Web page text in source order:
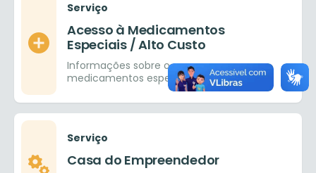
Serviço
Acesso à Medicamentos
Especiais / Alto Custo
Informações sobre o acesso a
medicamentos especiais / alto custo
Serviço
Casa do Empreendedor